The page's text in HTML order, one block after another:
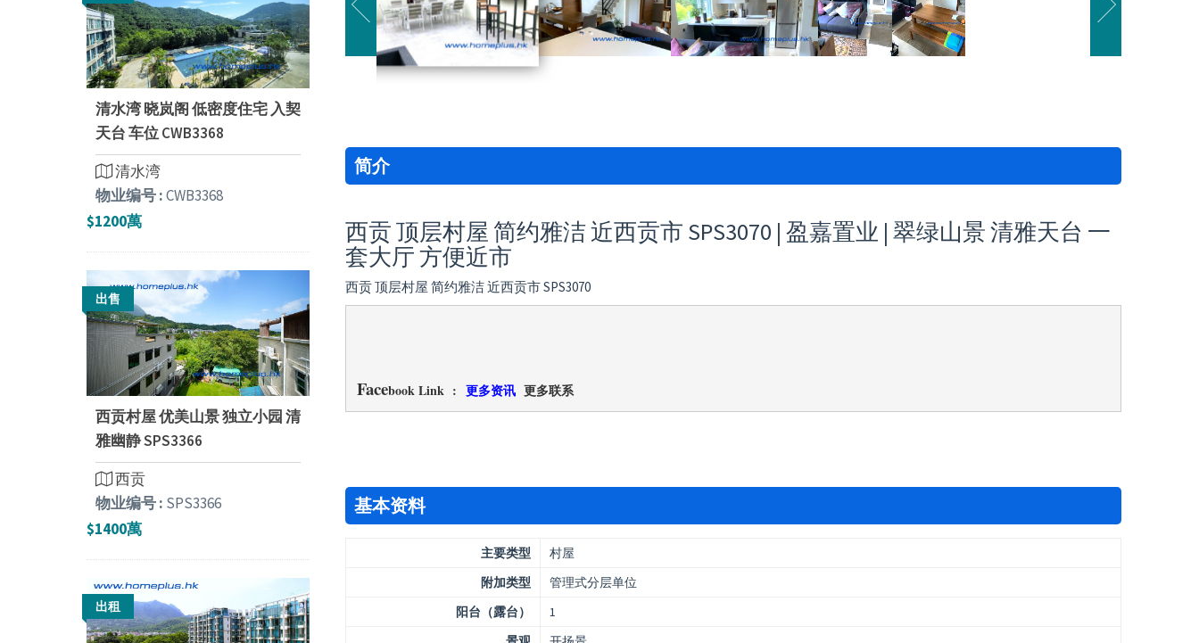
简介
西贡 顶层村屋 简约雅洁 近西贡市 SPS3070 | 盈嘉置业 | 翠绿山景 清雅天台 一
套大厅 方便近市
西贡 顶层村屋 简约雅洁 近西贡市 SPS3070
Facebook Link  : 更多资讯 更多联系
基本资料
主要类型
村屋
附加类型
管理式分层单位
阳台（露台）
1
清水湾 晓岚阁 低密度住宅 入契
天台 车位 CWB3368
清水湾
物业编号 :CWB3368
$1200萬
出售
西贡村屋 优美山景 独立小园 清
雅幽静 SPS3366
西贡
物业编号 : SPS3366
$1400萬
出租